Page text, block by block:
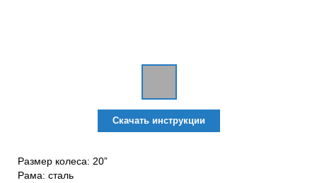
Скачать инструкции
Размер колеса: 20”
Рама: сталь